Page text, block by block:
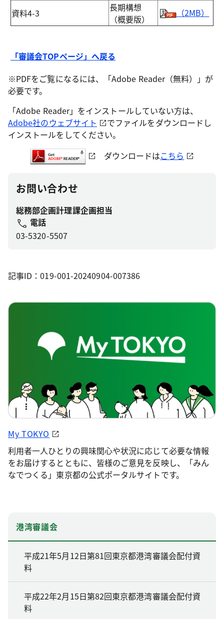
資料4-3
長期構想
（概要版）
（2MB）
「審議会TOPページ」へ戻る
※PDFをご覧になるには、「Adobe Reader（無料）」が
必要です。
「Adobe Reader」をインストールしていない方は、
Adobe社のウェブサイト
でファイルをダウンロードし
インストールをしてください。
ダウンロードはこちら
お問い合わせ
総務部企画計理課企画担当
電話
03-5320-5507
記事ID：019-001-20240904-007386
My TOKYO
利用者一人ひとりの興味関心や状況に応じて必要な情報
をお届けするとともに、皆様のご意見を反映し、「みん
なでつくる」東京都の公式ポータルサイトです。
港湾審議会
平成21年5月12日第81回東京都港湾審議会配付資
料
平成22年2月15日第82回東京都港湾審議会配付資
料